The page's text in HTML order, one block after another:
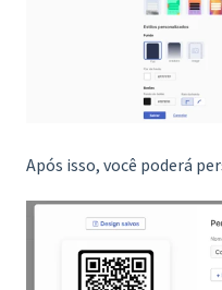
Após isso, você poderá